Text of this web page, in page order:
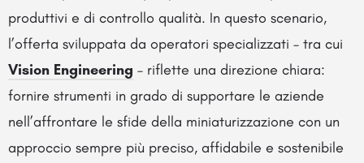
produttivi e di controllo qualità. In questo scenario,
l’offerta sviluppata da operatori specializzati – tra cui
Vision Engineering – riflette una direzione chiara:
fornire strumenti in grado di supportare le aziende
nell’affrontare le sfide della miniaturizzazione con un
approccio sempre più preciso, affidabile e sostenibile